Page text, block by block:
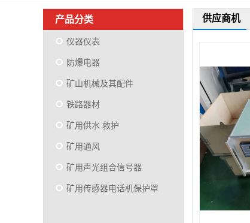
产品分类
仪器仪表
防爆电器
矿山机械及其配件
铁路器材
矿用供水 救护
矿用通风
矿用声光组合信号器
矿用传感器电话机保护罩
供应商机